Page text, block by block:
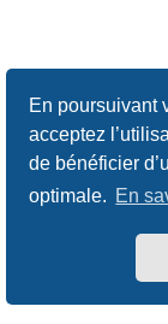
En poursuivant
acceptez
de bénéficier
optimale. En